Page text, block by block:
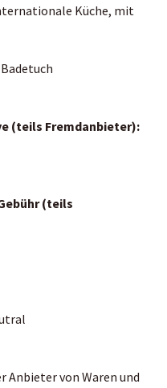
Küche, mit
(teils Fremdanbieter):
(teils
Anbieter von Waren und